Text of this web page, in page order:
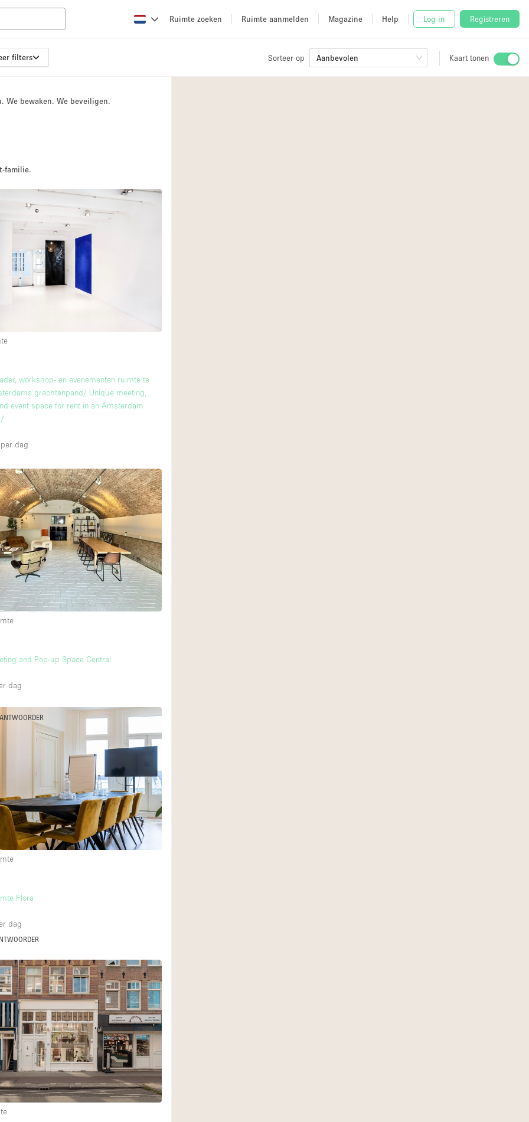
Ruimte zoeken Ruimte aanmelden Magazine Help Log in Registreren
filters Sorteer op Aanbevolen Kaart tonen
We bewaken. We beveiligen.
familie.
workshop- en evenementen ruimte te
grachtenpand/ Unique meeting,
event space for rent in an Amsterdam
per dag
and Pop-up Space Central
dag
Flora
dag